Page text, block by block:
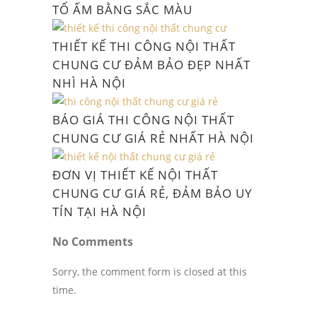
TỔ ẤM BẰNG SẮC MÀU
THIẾT KẾ THI CÔNG NỘI THẤT
CHUNG CƯ ĐẢM BẢO ĐẸP NHẤT
NHÌ HÀ NỘI
BÁO GIÁ THI CÔNG NỘI THẤT
CHUNG CƯ GIÁ RẺ NHẤT HÀ NỘI
ĐƠN VỊ THIẾT KẾ NỘI THẤT
CHUNG CƯ GIÁ RẺ, ĐẢM BẢO UY
TÍN TẠI HÀ NỘI
No Comments
Sorry, the comment form is closed at this
time.